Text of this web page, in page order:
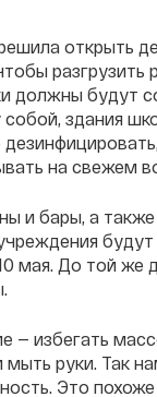
открыть
разгрузить
должны будут
здания
на свежем
и бары, а также
мая. До той же
— избегать
мыть руки. Так
Это